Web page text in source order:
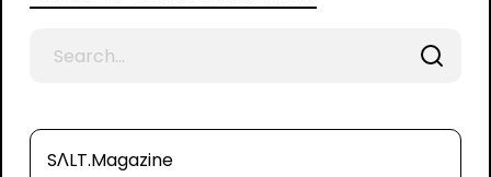
SΛLT.Magazine